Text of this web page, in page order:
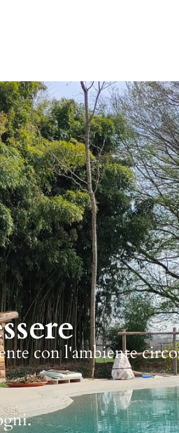
con l'ambiente